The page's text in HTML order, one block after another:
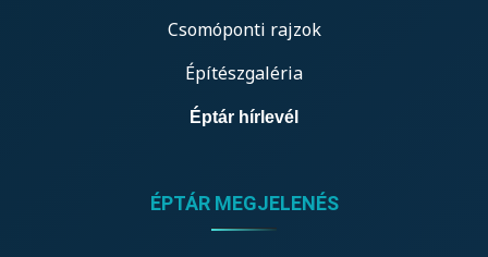
Csomóponti rajzok
Építészgaléria
Éptár hírlevél
ÉPTÁR MEGJELENÉS